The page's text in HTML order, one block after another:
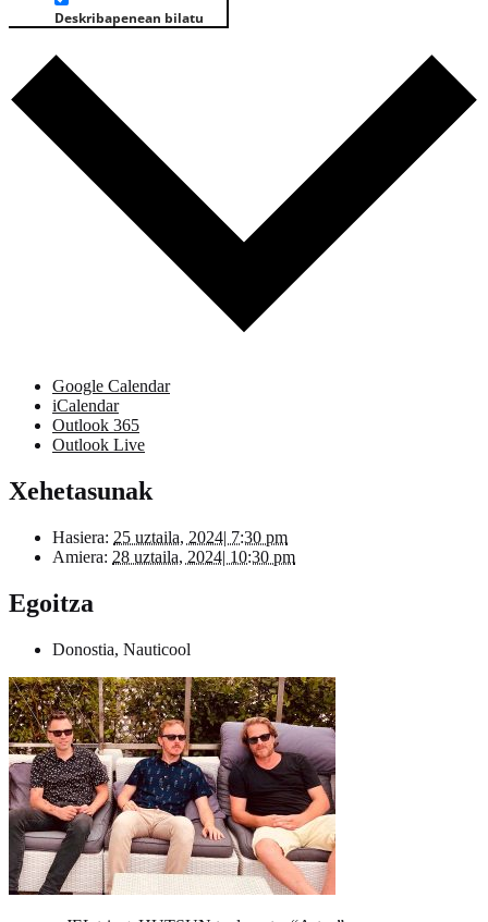
Deskribapenean bilatu
Google Calendar
iCalendar
Outlook 365
Outlook Live
Xehetasunak
Hasiera: 25 uztaila, 2024| 7:30 pm
Amiera: 28 uztaila, 2024| 10:30 pm
Egoitza
Donostia, Nauticool